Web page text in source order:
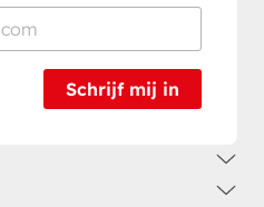
Schrijf mij in